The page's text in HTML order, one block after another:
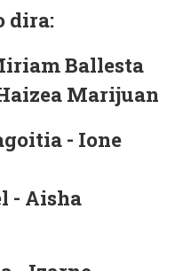
dira:
Ballesta
Marijuan
- Ione
- Aisha